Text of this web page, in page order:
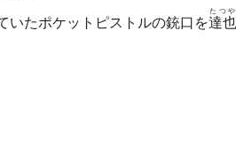
たポケットピストルの銃口を達也
たつや